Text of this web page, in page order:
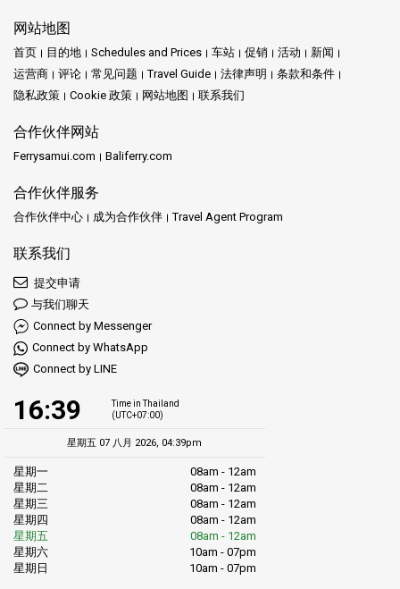
网站地图
首页 目的地 Schedules and Prices 车站 促销 活动
新闻
运营商
评论 常见问题 Travel Guide 法律声明
条款和条件
隐私政策
Cookie 政策 网站地图 联系我们
合作伙伴网站
Ferrysamui.com Baliferry.com
合作伙伴服务
合作伙伴中心 成为合作伙伴 Travel Agent Program
联系我们
提交申请
与我们聊天
Connect by Messenger
Connect by WhatsApp
Connect by LINE
16:39
Time in Thailand
(UTC+07:00)
星期五 07 八月 2026, 04:39pm
星期一
08am - 12am
星期二
08am - 12am
星期三
08am - 12am
星期四
08am - 12am
星期五
08am - 12am
星期六
10am - 07pm
星期日
10am - 07pm